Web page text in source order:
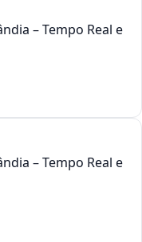
– Tempo Real e
– Tempo Real e